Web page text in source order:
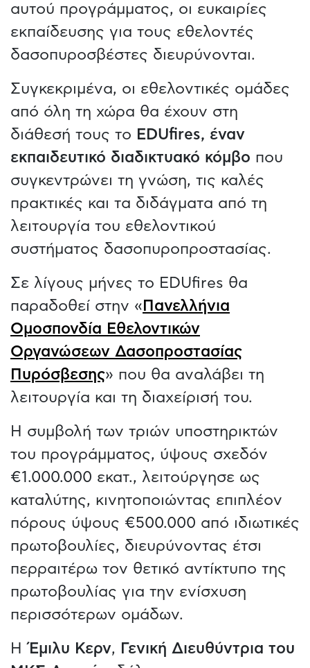
αυτού προγράμματος, οι ευκαιρίες
εκπαίδευσης για τους εθελοντές
δασοπυροσβέστες διευρύνονται.
Συγκεκριμένα, οι εθελοντικές ομάδες
από όλη τη χώρα θα έχουν στη
διάθεσή τους το EDUfires, έναν
εκπαιδευτικό διαδικτυακό κόμβο που
συγκεντρώνει τη γνώση, τις καλές
πρακτικές και τα διδάγματα από τη
λειτουργία του εθελοντικού
συστήματος δασοπυροπροστασίας.
Σε λίγους μήνες το EDUfires θα
παραδοθεί στην « Πανελλήνια
Ομοσπονδία Εθελοντικών
Οργανώσεων Δασοπροστασίας
Πυρόσβεσης» που θα αναλάβει τη
λειτουργία και τη διαχείρισή του.
Η συμβολή των τριών υποστηρικτών
του προγράμματος, ύψους σχεδόν
€1.000.000 εκατ., λειτούργησε ως
καταλύτης, κινητοποιώντας επιπλέον
πόρους ύψους €500.000 από ιδιωτικές
πρωτοβουλίες, διευρύνοντας έτσι
περραιτέρω τον θετικό αντίκτυπο της
πρωτοβουλίας για την ενίσχυση
περισσότερων ομάδων.
Η Έμιλυ Κερν, Γενική Διευθύντρια του